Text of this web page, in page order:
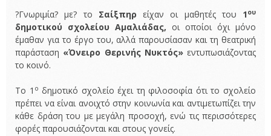
?Γνωριμία? με? το Σαίξπηρ είχαν οι μαθητές του 1ου
δημοτικού σχολείου Αμαλιάδας, οι οποίοι όχι μόνο
έμαθαν για το έργο του, αλλά παρουσίασαν και τη θεατρική
παράσταση «Όνειρο Θερινής Νυκτός»εντυπωσιάζοντας
το κοινό.
Το 1 ο δημοτικό σχολείο έχει τη φιλοσοφία ότι το σχολείο
πρέπει να είναι ανοιχτό στην κοινωνία και αντιμετωπίζει την
κάθε δράση του με μεγάλη προσοχή, ενώ τις περισσότερες
φορές παρουσιάζονται και στους γονείς.